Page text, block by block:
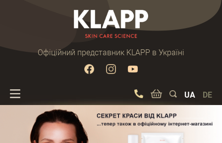
Офіційний представник KLAPP в Україні
UA DE